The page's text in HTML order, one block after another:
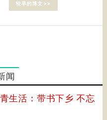
较早的博文 >>
闻
生活：带书下乡 不忘